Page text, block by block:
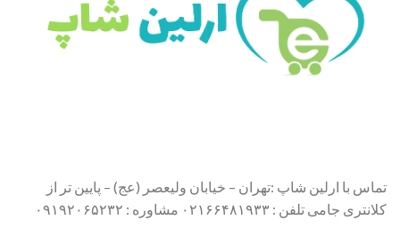
تماس با ارلین شاپ :تهران – خیابان ولیعصر (عج) – پایین تر از
کلانتری جامی تلفن : ۰۲۱۶۶۴۸۱۹۳۳ مشاوره : ۰۹۱۹۲۰۶۵۲۳۲